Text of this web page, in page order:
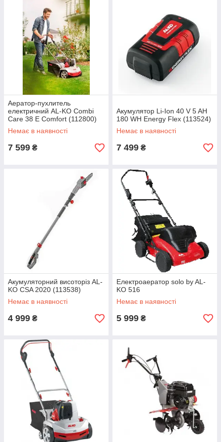
Аератор-пухлитель
електричний AL-KO Combi
Care 38 Е Comfort (112800)
Немає в наявності
7 599 ₴
Акумулятор Li-Ion 40 V 5 AH
180 WH Energy Flex (113524)
Немає в наявності
7 499 ₴
Акумуляторний висоторіз AL-
KO CSA 2020 (113538)
Немає в наявності
4 999 ₴
Електроаератор solo by AL-
KO 516
Немає в наявності
5 999 ₴